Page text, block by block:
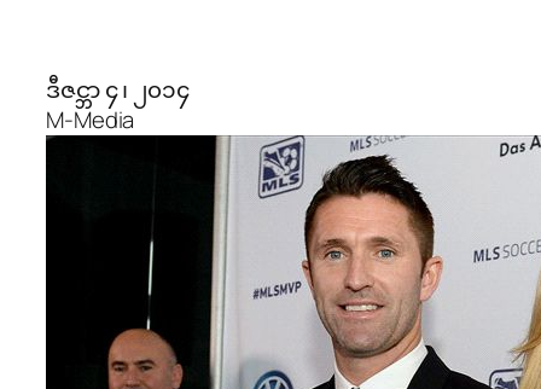
ဒီဇင္ဘာ ၄ ၊ ၂၀၁၄
M-Media